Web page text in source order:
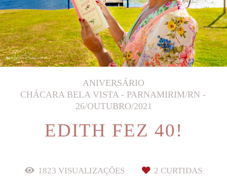
ANIVERSÁRIO
CHÁCARA BELA VISTA - PARNAMIRIM/RN
26/OUTUBRO/2021
EDITH FEZ 40!
1823 VISUALIZAÇÕES 2 CURTIDAS